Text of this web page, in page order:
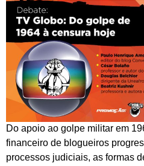
Do apoio ao golpe militar em
financeiro de blogueiros
processos judiciais, as formas